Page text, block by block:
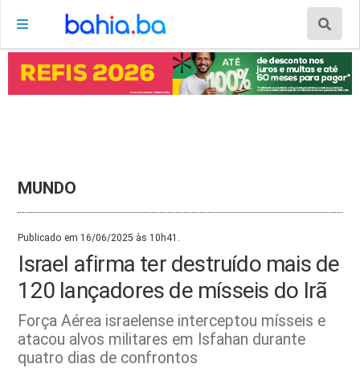
MUNDO
Publicado em 16/06/2025 às 10h41.
Israel afirma ter destruído mais de
120 lançadores de mísseis do Irã
Força Aérea israelense interceptou mísseis e
atacou alvos militares em Isfahan durante
quatro dias de confrontos